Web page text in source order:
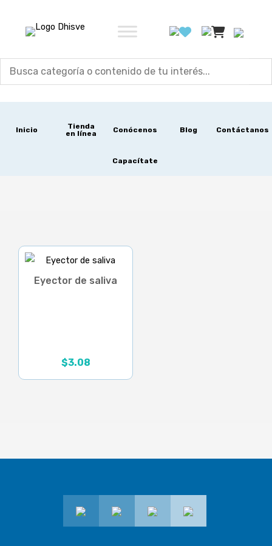
contenido
Inicio
Tienda
en línea
Conócenos Blog Contáctanos
Capacítate
Eyector de saliva
$3.08